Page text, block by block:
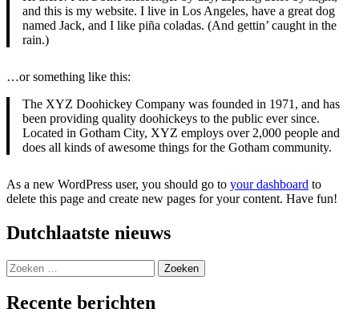
and this is my website. I live in Los Angeles, have a great dog
named Jack, and I like piña coladas. (And gettin’ caught in the
rain.)
…or something like this:
The XYZ Doohickey Company was founded in 1971, and has
been providing quality doohickeys to the public ever since.
Located in Gotham City, XYZ employs over 2,000 people and
does all kinds of awesome things for the Gotham community.
As a new WordPress user, you should go to your dashboard to
delete this page and create new pages for your content. Have fun!
Dutchlaatste nieuws
Zoeken
naar:
Recente berichten